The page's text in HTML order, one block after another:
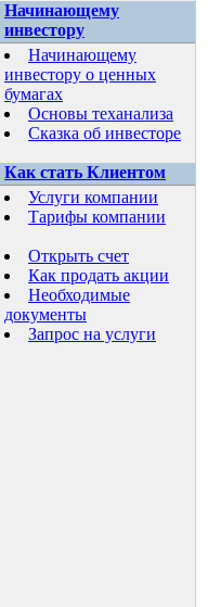
Начинающему
инвестору
Начинающему
инвестору о ценных
бумагах
Основы теханализа
Сказка об инвесторе
Как стать Клиентом
Услуги компании
Тарифы компании
Открыть счет
Как продать акции
Необходимые
документы
Запрос на услуги